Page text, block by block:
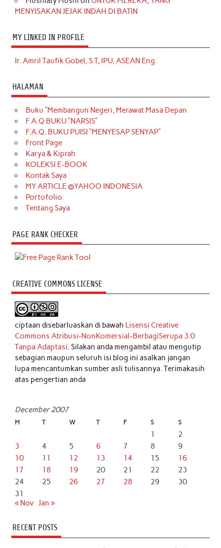
MENYISAKAN JEJAK INDAH DI BATIN
MY LINKED IN PROFILE
Ir. Amril Taufik Gobel, S.T, IPU, ASEAN Eng.
HALAMAN
Buku “Membangun Negeri, Merawat Masa Depan
F.A.Q BUKU “NARSIS”
F.A.Q. BUKU PUISI “MENYESAP SENYAP”
Front Page
Karya & Kiprah
KOLEKSI E-BOOK
Kontak Saya
MY ARTICLE @YAHOO INDONESIA
Portofolio
Tentang Saya
PAGE RANK CHECKER
CREATIVE COMMONS LICENSE
ciptaan disebarluaskan di bawah Lisensi Creative
Commons Atribusi-NonKomersial-BerbagiSerupa 3.0
Tanpa Adaptasi. Silakan anda mengambil atau mengutip
sebagian maupun seluruh isi blog ini asalkan jangan
lupa mencantumkan sumber asli tulisannya. Terimakasih
atas pengertian anda
December 2007
M T W T F S S
1
2
3
4 5 6 7 8
9
10
11 12 13 14 15
16
17
18 19 20 21 22
23
24
25 26 27 28 29
30
31
« Nov Jan »
RECENT POSTS